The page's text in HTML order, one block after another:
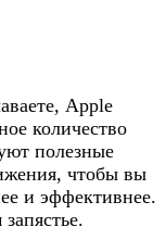
Apple
количество
полезные
чтобы вы
и эффективнее.